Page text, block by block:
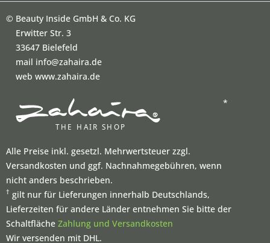
© Beauty Inside GmbH & Co. KG
Erwitter Str. 3
33647 Bielefeld
mail info@zahaira.de
web www.zahaira.de
*
Alle Preise inkl. gesetzl. Mehrwertsteuer zzgl.
Versandkosten und ggf. Nachnahmegebühren, wenn
nicht anders beschrieben.
† gilt nur für Lieferungen innerhalb Deutschlands,
Lieferzeiten für andere Länder entnehmen Sie bitte der
Schaltfläche Zahlung und Versandkosten
Wir versenden mit DHL.